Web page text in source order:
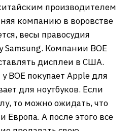
производителем
компанию в воровстве
весы правосудия
Samsung. Компании BOE
дисплеи в США.
BOE покупает Apple для
для ноутбуков. Если
то можно ожидать, что
Европа. А после этого все